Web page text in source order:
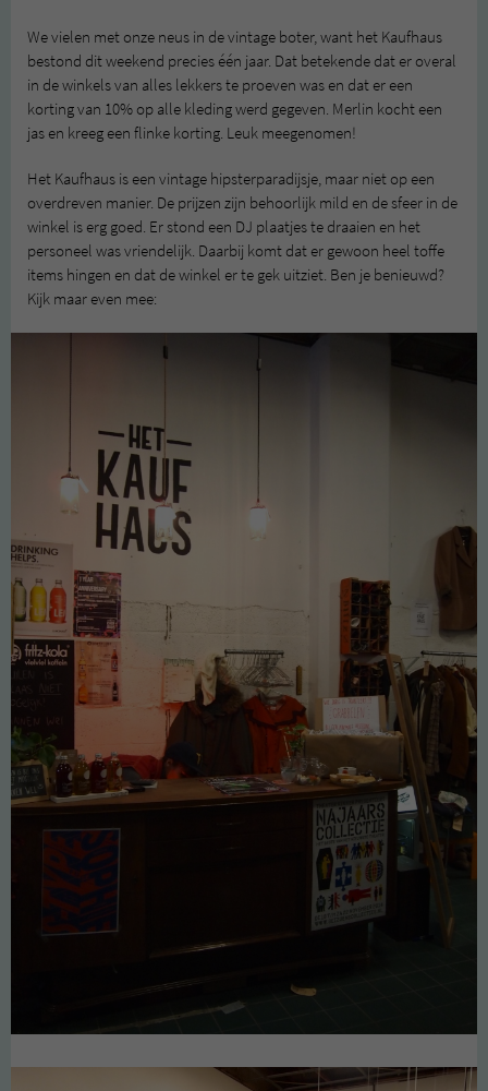
We vielen met onze neus in de vintage boter, want het Kaufhaus
bestond dit weekend precies één jaar. Dat betekende dat er overal
in de winkels van alles lekkers te proeven was en dat er een
korting van 10% op alle kleding werd gegeven. Merlin kocht een
jas en kreeg een flinke korting. Leuk meegenomen!
Het Kaufhaus is een vintage hipsterparadijsje, maar niet op een
overdreven manier. De prijzen zijn behoorlijk mild en de sfeer in de
winkel is erg goed. Er stond een DJ plaatjes te draaien en het
personeel was vriendelijk. Daarbij komt dat er gewoon heel toffe
items hingen en dat de winkel er te gek uitziet. Ben je benieuwd?
Kijk maar even mee: